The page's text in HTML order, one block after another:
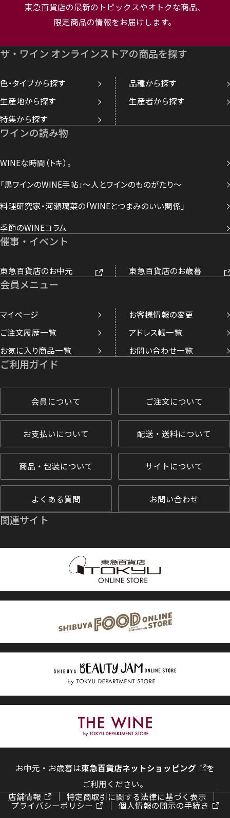
東急百貨店の最新のトピックスやオトクな商品、
限定商品の情報をお届けします。
ザ・ワイン オンラインストアの商品を探す
色・タイプから探す
品種から探す
生産地から探す
生産者から探す
特集から探す
ワインの読み物
WINEな時間（トキ）。
「黒ワインのWINE手帖」～人とワインのものがたり～
料理研究家・河瀬璃菜の「WINEとつまみのいい関係」
季節のWINEコラム
催事・イベント
東急百貨店のお中元 東急百貨店のお歳暮
会員メニュー
マイページ
お客様情報の変更
ご注文履歴一覧
アドレス帳一覧
お気に入り商品一覧
お問い合わせ一覧
ご利用ガイド
会員について ご注文について
お支払いについて 配送・送料について
商品・包装について サイトについて
よくある質問 お問い合わせ
関連サイト
お中元・お歳暮は東急百貨店ネットショッピング
を
ご利用ください。
店舗情報
特定商取引に関する法律に基づく表示
プライバシーポリシー 個人情報の開示の手続き